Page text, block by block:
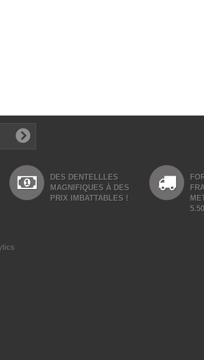
DES DENTELLLES
MAGNIFIQUES À DES
PRIX IMBATTABLES !